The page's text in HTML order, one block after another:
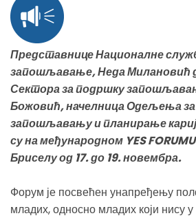
Представнице Националне
запошљавање, Неда Милановић
Сектора за подршку
Божовић, начелница Одељења
запошљавању и планирање
су на међународном YES FORUMU
Бриселу од 17. до 19. новембра.
Форум је посвећен унапређењу
младих, односно младих који нису